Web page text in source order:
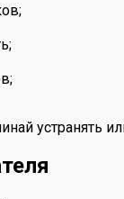
устранять